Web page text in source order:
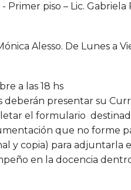
Primer piso – Lic.
Alesso. De Lunes a
a las 18 hs
deberán presentar su
el formulario
que no forme
y copia) para adjuntarla
en la docencia